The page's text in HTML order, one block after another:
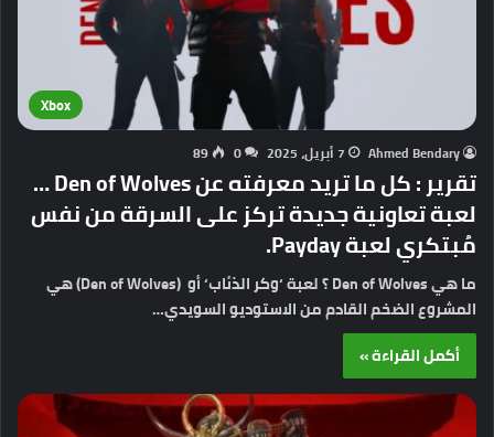
Xbox
Ahmed Bendary 7 أبريل، 2025 0
89
تقرير : كل ما تريد معرفته عن Den of Wolves …
لعبة تعاونية جديدة تركز على السرقة من نفس
مُبتكري لعبة Payday.
ما هي Den of Wolves ؟ لعبة ‘وكر الذئاب‘ أو (Den of Wolves) هي
المشروع الضخم القادم من الاستوديو السويدي…
أكمل القراءة »